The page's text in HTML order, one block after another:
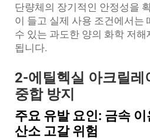
단량체의 장기적인 안정성을
이 들고 실제 사용 조건에서는
수 있는 과도한 양의 화학 저
됩니다.
2-에틸헥실 아크릴레
중합 방지
주요 유발 요인: 금속
산소 고갈 위험